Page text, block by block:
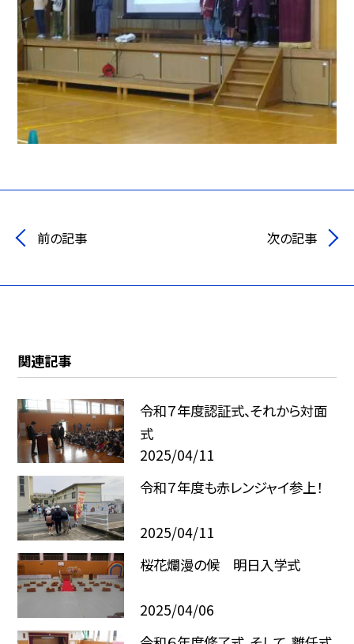
前の記事 次の記事
関連記事
令和７年度認証式、それから対面
式
2025/04/11
令和７年度も赤レンジャイ参上！
2025/04/11
桜花爛漫の候 明日入学式
2025/04/06